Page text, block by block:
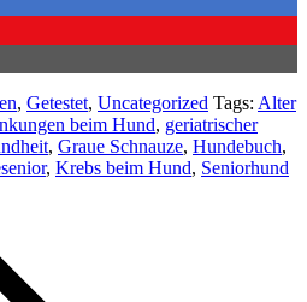
, Getestet, Uncategorized Tags: Alter
beim Hund, geriatrischer
, Graue Schnauze, Hundebuch,
, Krebs beim Hund, Seniorhund